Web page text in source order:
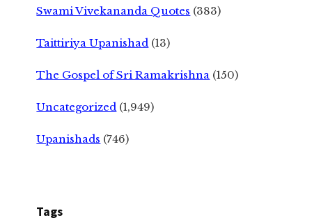
Swami Vivekananda Quotes (383)
Taittiriya Upanishad (13)
The Gospel of Sri Ramakrishna (150)
Uncategorized (1,949)
Upanishads (746)
Tags